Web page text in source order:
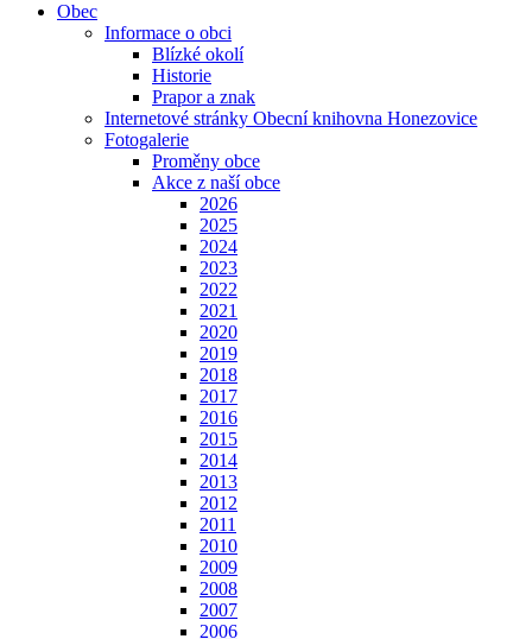
Obec
Informace o obci
Blízké okolí
Historie
Prapor a znak
Internetové stránky Obecní knihovna Honezovice
Fotogalerie
Proměny obce
Akce z naší obce
2026
2025
2024
2023
2022
2021
2020
2019
2018
2017
2016
2015
2014
2013
2012
2011
2010
2009
2008
2007
2006